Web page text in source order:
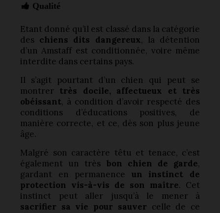
Qualité
Etant donné qu’il est classé dans la catégorie
des chiens dits dangereux, la détention
d’un Amstaff est conditionnée, voire même
interdite dans certains pays.
Il s’agit pourtant d’un chien qui peut se
montrer très docile, affectueux et très
obéissant, à condition d’avoir respecté des
conditions d’éducations positives, de
manière correcte, et ce, dès son plus jeune
âge.
Malgré son caractère têtu et tenace, c’est
également un très bon chien de garde,
gardant en permanence un instinct de
protection vis-à-vis de son maître. Cet
instinct peut aller jusqu’à le mener à
sacrifier sa vie pour sauver celle de ce